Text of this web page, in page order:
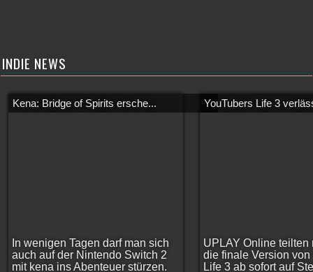
INDIE NEWS
Kena: Bridge of Spirits ersche...
In wenigen Tagen darf man sich
auch auf der Nintendo Switch 2
mit kena ins Abenteuer stürzen.
YouTubers Life 3
UPLAY Online teilten
die finale Version von
Life 3 ab sofort auf